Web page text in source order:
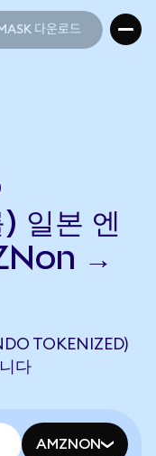
다운로드
일본 엔
→
TOKENIZED)
다
AMZNON